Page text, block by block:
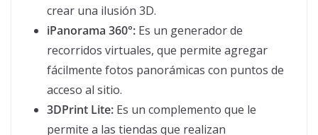
crear una ilusión 3D.
iPanorama 360°: Es un generador de
recorridos virtuales, que permite agregar
fácilmente fotos panorámicas con puntos de
acceso al sitio.
3DPrint Lite: Es un complemento que le
permite a las tiendas que realizan